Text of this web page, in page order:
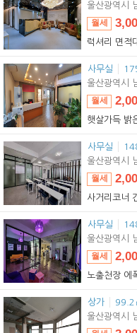
럭셔리 면적
월세
임대
울산광역시
사무실
월세
임대
울산광역시
사무실
사거리코너
월세
임대
울산광역시
사무실
노출천장 에
월세
임대
울산광역시
상가 99.2
울산광역시